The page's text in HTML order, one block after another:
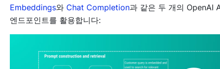
Embeddings와 Chat Completion과 같은 두 개의 OpenAI
엔드포인트를 활용합니다: